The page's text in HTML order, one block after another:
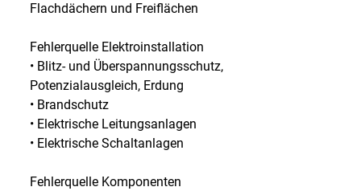
Flachdächern und Freiflächen
Fehlerquelle Elektroinstallation
• Blitz- und Überspannungsschutz,
Potenzialausgleich, Erdung
• Brandschutz
• Elektrische Leitungsanlagen
• Elektrische Schaltanlagen
Fehlerquelle Komponenten